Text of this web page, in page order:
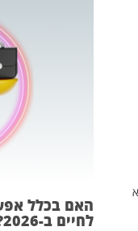
האם בכלל
לחיים ב-2026?